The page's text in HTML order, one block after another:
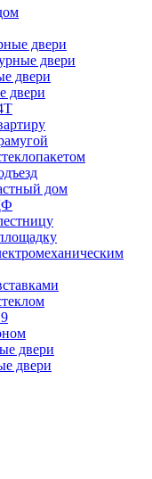
двери
двери
двери
двери
дом
двери
двери